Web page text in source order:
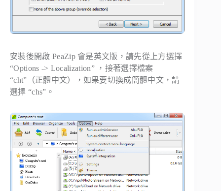
安裝後開啟 PeaZip 會是英文版，請先從上方選擇
“Options -> Localization” ，接著選擇檔案
“cht”（正體中文），如果要切換成簡體中文，請
選擇 “chs”。